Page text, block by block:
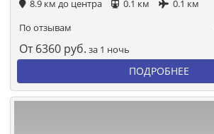
8.9 км до центра 0.1 км
0.1 км
По отзывам
От 6360 руб. за 1 ночь
ПОДРОБНЕЕ